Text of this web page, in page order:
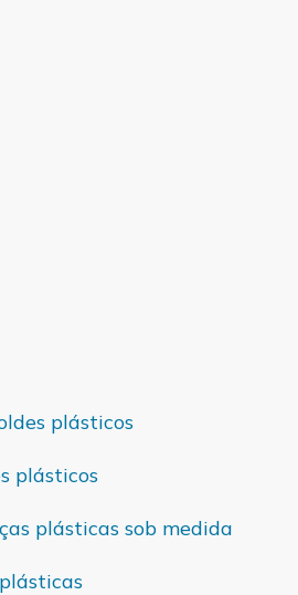
plásticos
plásticos
plásticas sob medida